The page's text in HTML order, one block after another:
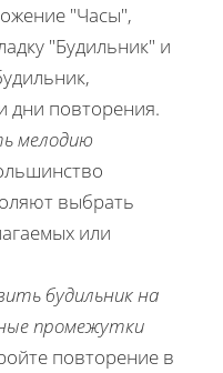
"Часы",
"Будильник" и
дни повторения.
мелодию
выбрать
или
будильник на
промежутки
повторение в